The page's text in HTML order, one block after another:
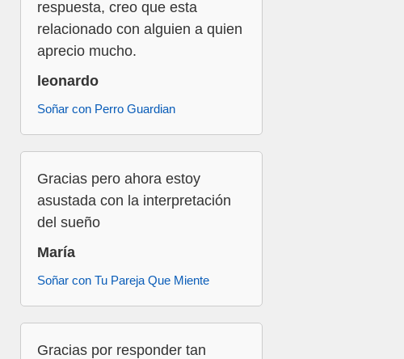
respuesta, creo que esta
relacionado con alguien a quien
aprecio mucho.
leonardo
Soñar con Perro Guardian
Gracias pero ahora estoy
asustada con la interpretación
del sueño
María
Soñar con Tu Pareja Que Miente
Gracias por responder tan